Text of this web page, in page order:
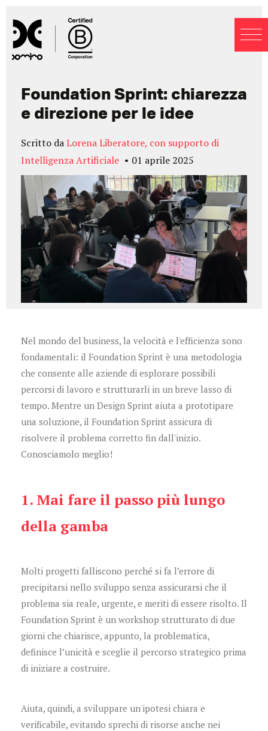
Blog
Foundation Sprint: chiarezza
e direzione per le idee
Scritto daLorena Liberatore, con supporto di
Intelligenza Artificiale
01 aprile 2025
Nel mondo del business, la velocità e l'efficienza sono
fondamentali: il Foundation Sprint è una metodologia
che consente alle aziende di esplorare possibili
percorsi di lavoro e strutturarli in un breve lasso di
tempo. Mentre un Design Sprint aiuta a prototipare
una soluzione, il Foundation Sprint assicura di
risolvere il problema corretto fin dall'inizio.
Conosciamolo meglio!
1. Mai fare il passo più lungo
della gamba
Molti progetti falliscono perché si fa l’errore di
precipitarsi nello sviluppo senza assicurarsi che il
problema sia reale, urgente, e meriti di essere risolto. Il
Foundation Sprint è un workshop strutturato di due
giorni che chiarisce, appunto, la problematica,
definisce l’unicità e sceglie il percorso strategico prima
di iniziare a costruire.
Aiuta, quindi, a sviluppare un'ipotesi chiara e
verificabile, evitando sprechi di risorse anche nei